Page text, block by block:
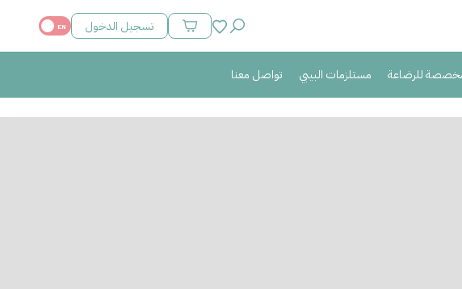
المفضلة
محتويات السلةتسجيل الدخول
للرضاعة مستلزمات البيبي تواصل معنا